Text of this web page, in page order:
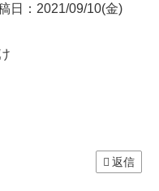
日：2021/09/10(金)
返信